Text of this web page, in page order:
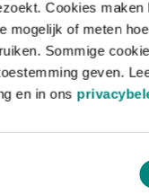
Cookies maken
mogelijk of meten hoe
Sommige
geven.
en in ons